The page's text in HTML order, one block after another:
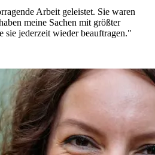
Arbeit geleistet. Sie waren
meine Sachen mit größter
sie jederzeit wieder beauftragen."